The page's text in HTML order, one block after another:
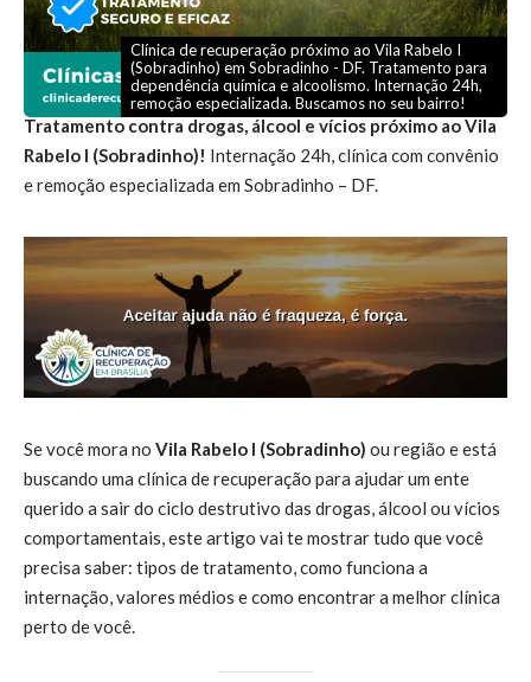
Clínica de recuperação próximo ao Vila Rabelo I
(Sobradinho) em Sobradinho - DF. Tratamento para
dependência química e alcoolismo. Internação 24h,
remoção especializada. Buscamos no seu bairro!
Tratamento contra drogas, álcool e vícios próximo ao Vila
Rabelo I (Sobradinho)! Internação 24h, clínica com convênio
e remoção especializada em Sobradinho – DF.
Se você mora no Vila Rabelo I (Sobradinho) ou região e está
buscando uma clínica de recuperação para ajudar um ente
querido a sair do ciclo destrutivo das drogas, álcool ou vícios
comportamentais, este artigo vai te mostrar tudo que você
precisa saber: tipos de tratamento, como funciona a
internação, valores médios e como encontrar a melhor clínica
perto de você.